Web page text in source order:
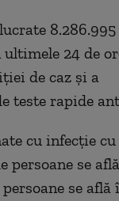
8.286.995
ultimele 24 de
de caz și a
teste rapide
cu infecție
persoane se
se află